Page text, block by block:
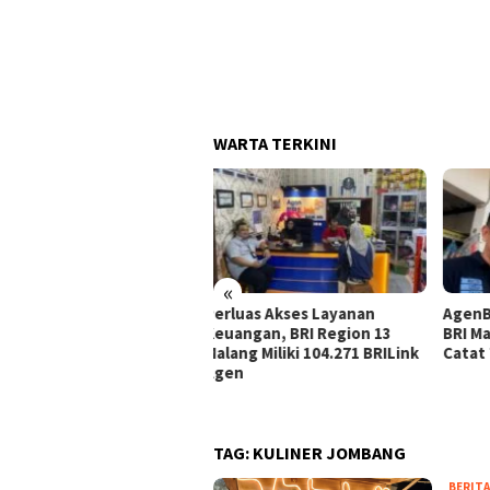
WARTA TERKINI
«
AgenBRILink Jadi Andalan,
BRI Malang Soekarno Hatta
Catat Transaksi Rp290 Miliar
TAG: KULINER JOMBANG
BERITA